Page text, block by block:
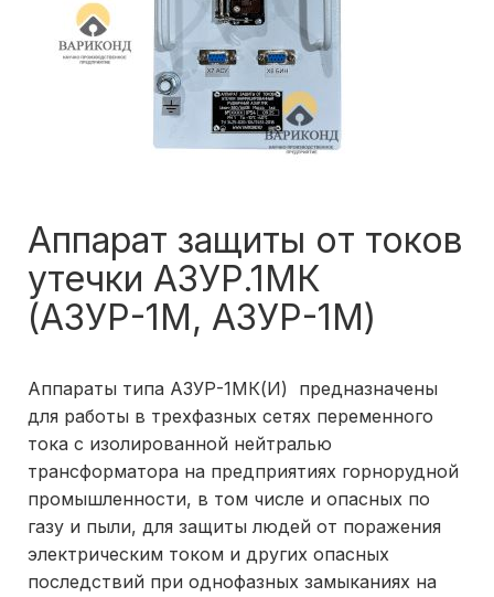
Аппарат защиты от токов
утечки АЗУР.1МК
(АЗУР-1М, АЗУР-1М)
Аппараты типа АЗУР-1МК(И) предназначены
для работы в трехфазных сетях переменного
тока с изолированной нейтралью
трансформатора на предприятиях горнорудной
промышленности, в том числе и опасных по
газу и пыли, для защиты людей от поражения
электрическим током и других опасных
последствий при однофазных замыканиях на